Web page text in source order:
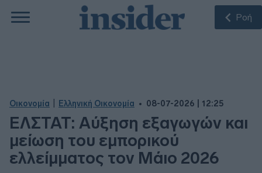
Ροή
Οικονομία Ελληνική Οικονομία 08-07-2026 | 12:25
ΕΛΣΤΑΤ: Αύξηση εξαγωγών και
μείωση του εμπορικού
ελλείμματος τον Μάιο 2026